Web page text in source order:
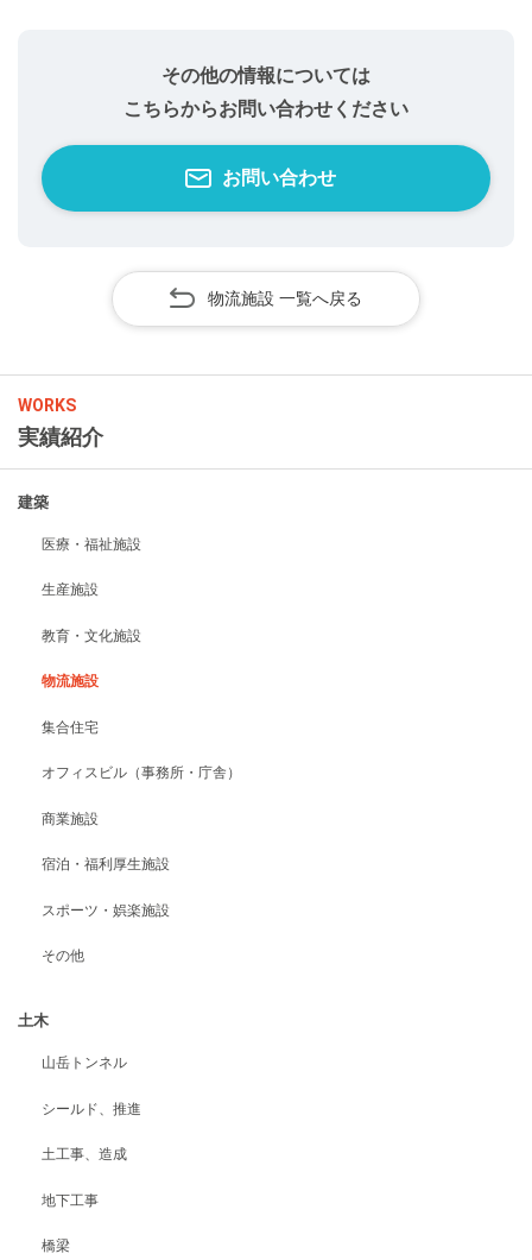
WORKS
実績紹介
建築
医療・福祉施設
生産施設
教育・文化施設
物流施設
集合住宅
オフィスビル（事務所・庁舎）
商業施設
宿泊・福利厚生施設
スポーツ・娯楽施設
その他
土木
山岳トンネル
シールド、推進
土工事、造成
地下工事
橋梁
その他の情報については
こちらからお問い合わせください
お問い合わせ
物流施設 一覧へ戻る